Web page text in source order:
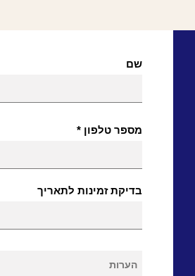
שם
מספר טלפון
בדיקת זמינות לתאריך